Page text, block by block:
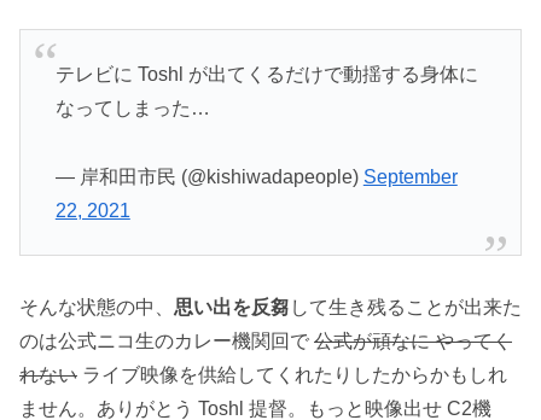
テレビに Toshl が出てくるだけで動揺する身体に
なってしまった…
— 岸和田市民 (@kishiwadapeople) September
22, 2021
そんな状態の中、 思い出を反芻 して生き残ることが出来た
のは公式ニコ生のカレー機関回で 公式が頑なに やってく
れない ライブ映像を供給してくれたりしたからかもしれ
ません。ありがとう Toshl 提督。もっと映像出せ C2機